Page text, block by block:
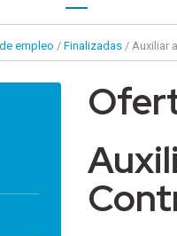
empleo / Finalizadas / Auxiliar